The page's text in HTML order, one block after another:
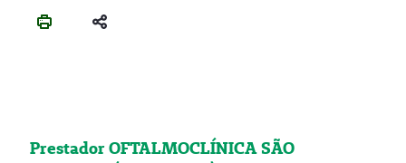
Prestador OFTALMOCLÍNICA SÃO